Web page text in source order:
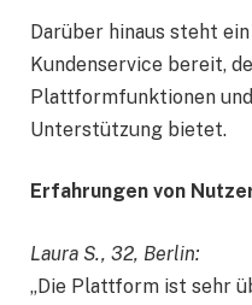
Darüber hinaus steht
Kundenservice bereit,
Plattformfunktionen
Unterstützung bietet.
Erfahrungen von
Laura S., 32, Berlin:
„Die Plattform ist sehr